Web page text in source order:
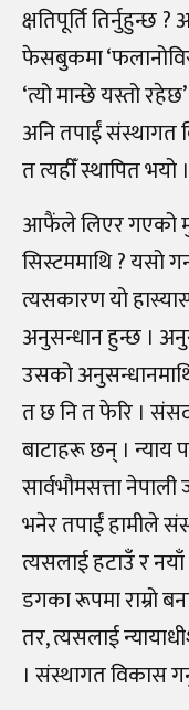
क्षतिपूर्ति
फेसबुकमा
‘त्यो मान्छे यस्तो
अनि तपाईं संस्थागत
त त्यहीँ स्थापित भयो ।
आफैंले लिएर गएको
सिस्टममाथि ? यसो
त्यसकारण यो
अनुसन्धान हुन्छ ।
उसको
त छ नि त फेरि ।
बाटाहरू छन् ।
सार्वभौमसत्ता
भनेर तपाईं हामीले
त्यसलाई हटाउँ र
डगका रूपमा राम्रो
तर, त्यसलाई
। संस्थागत विकास